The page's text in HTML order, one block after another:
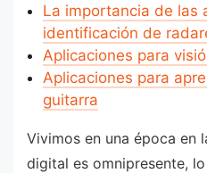
La importancia de las
identificación de
Aplicaciones para
Aplicaciones para
guitarra
Vivimos en una época en
digital es omnipresente,